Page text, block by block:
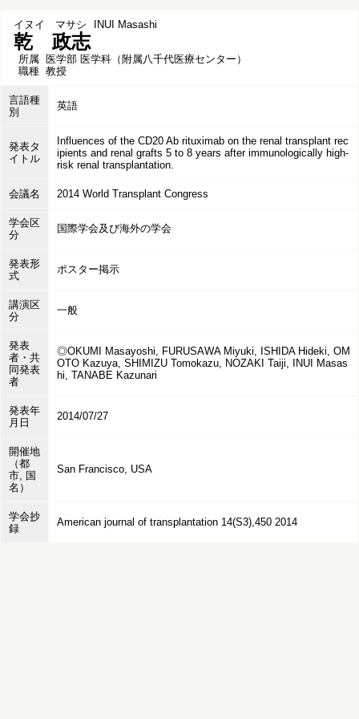
イヌイ マサシ INUI Masashi
乾 政志
所属 医学部 医学科（附属八千代医療センター）
職種 教授
言語種
別
英語
発表タ
イトル
Influences of the CD20 Ab rituximab on the renal transplant rec
ipients and renal grafts 5 to 8 years after immunologically high-
risk renal transplantation.
会議名 2014 World Transplant Congress
学会区
分
国際学会及び海外の学会
発表形
式
ポスター掲示
講演区
分
一般
発表
者・共
同発表
者
◎OKUMI Masayoshi, FURUSAWA Miyuki, ISHIDA Hideki, OM
OTO Kazuya, SHIMIZU Tomokazu, NOZAKI Taiji, INUI Masas
hi, TANABE Kazunari
発表年
月日
2014/07/27
開催地
（都
市, 国
名）
San Francisco, USA
学会抄
録
American journal of transplantation 14(S3),450 2014